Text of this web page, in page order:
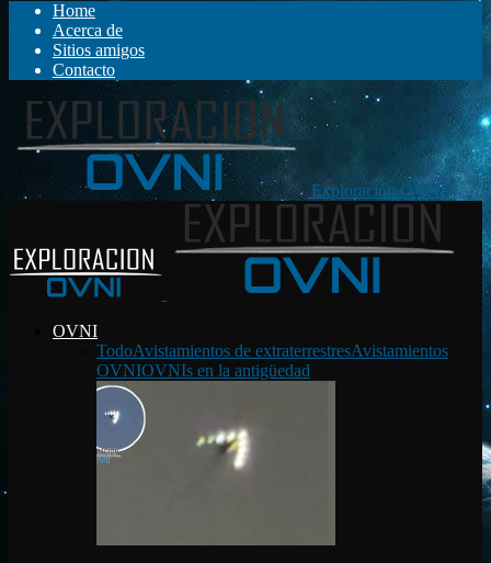
Home
Acerca de
Sitios amigos
Contacto
Exploración OVNI
OVNI
TodoAvistamientos de extraterrestresAvistamientos
OVNIOVNIs en la antigüedad